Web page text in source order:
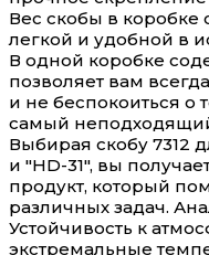
Вес скобы в коробке
легкой и удобной в
В одной коробке
позволяет вам
и не беспокоиться о
самый
Выбирая скобу 7312
и "HD-31", вы
продукт, который
различных задач.
Устойчивость к
экстремальные